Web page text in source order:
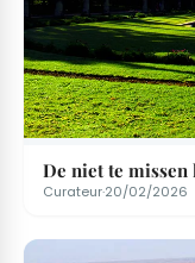
De niet te missen
Curateur·20/02/2026